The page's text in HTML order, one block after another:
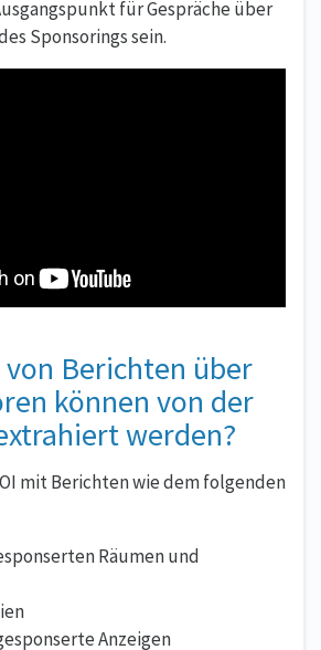
für Gespräche über
Sponsorings sein.
von Berichten über
können von der
werden?
mit Berichten wie dem folgenden
Räumen und
Anzeigen